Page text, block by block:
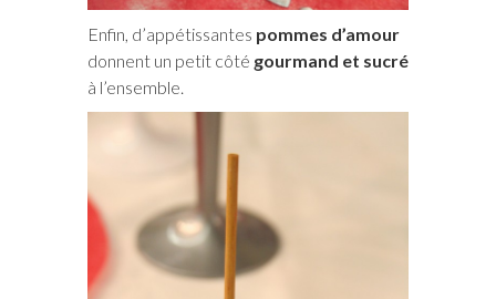
Enfin, d’appétissantes pommes d’amour
donnent un petit côté gourmand et sucré
à l’ensemble.